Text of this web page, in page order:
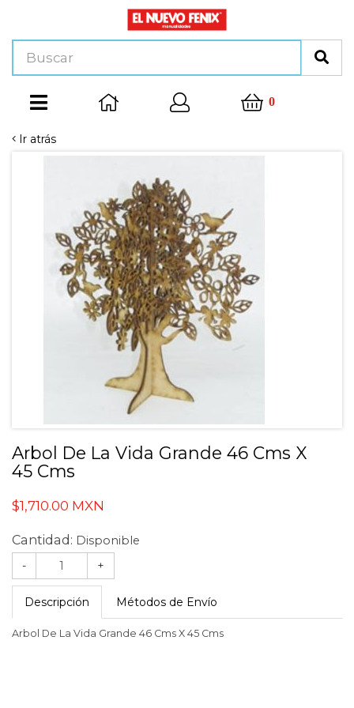
0
Ir atrás
Arbol De La Vida Grande 46 Cms X
45 Cms
$1,710.00 MXN
Cantidad: Disponible
-
+
Descripción Métodos de Envío
Arbol De La Vida Grande 46 Cms X 45 Cms